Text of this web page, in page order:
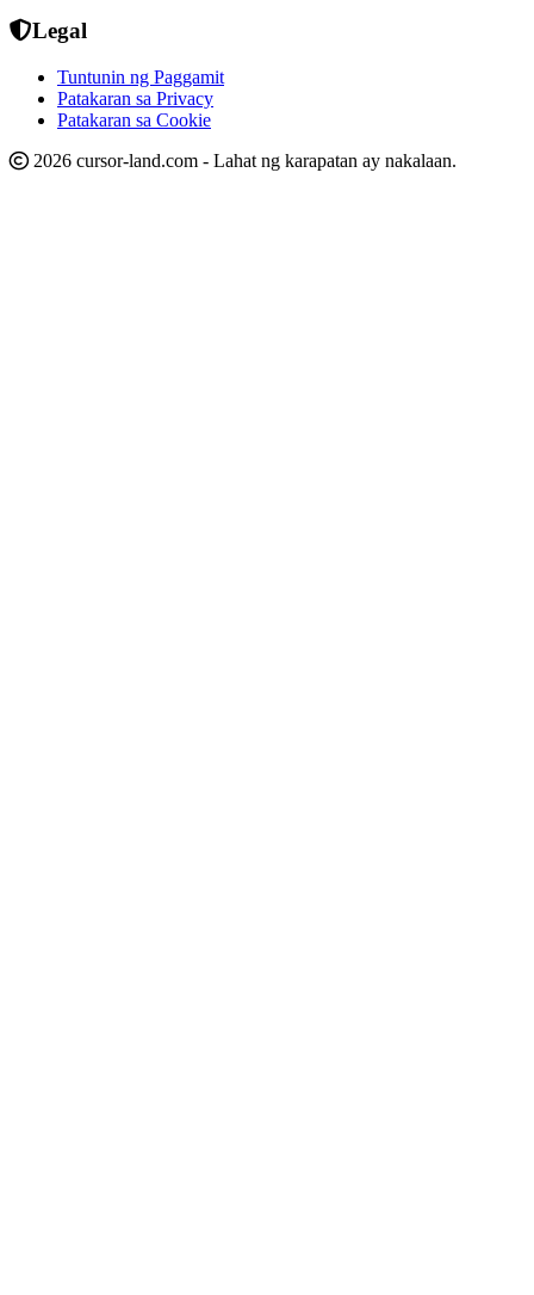
Legal
Tuntunin ng Paggamit
Patakaran sa Privacy
Patakaran sa Cookie
2026 cursor-land.com - Lahat ng karapatan ay nakalaan.